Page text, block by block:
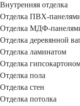
Внутренняя отделка
Отделка ПВХ-
Отделка МДФ-
Отделка деревянной
Отделка ламинатом
Отделка
Отделка пола
Отделка стен
Отделка потолка